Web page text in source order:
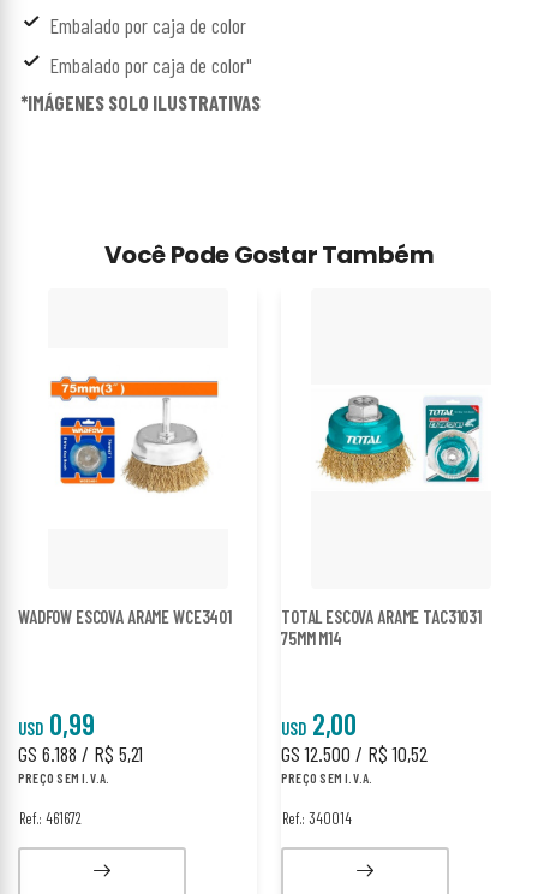
Embalado por caja de color
Embalado por caja de color"
*IMÁGENES SOLO ILUSTRATIVAS
Você Pode Gostar Também
WADFOW ESCOVA ARAME WCE3401
USD 0,99
GS 6.188 / R$ 5,21
PREÇO SEM I.V.A.
Ref.: 461672
TOTAL ESCOVA ARAME TAC31031
75MM M14
USD 2,00
GS 12.500 / R$ 10,52
PREÇO SEM I.V.A.
Ref.: 340014